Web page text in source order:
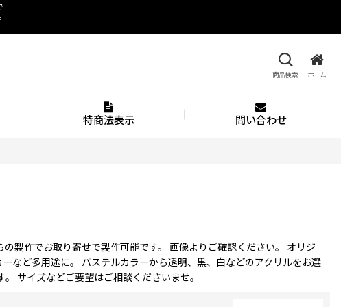
商品検索 ホーム
特商法表示 問い合わせ
製作でお取り寄せで製作可能です。 画像よりご確認ください。 オリジ
など多用途に。 パステルカラーから透明、黒、白などのアクリルをお選
サイズなどご要望はご相談くださいませ。